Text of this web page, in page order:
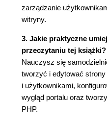
Obszar
Ustawienia witryny (61)
Kopia zapasowa
Zarządzanie blokami
Typy bloków (69)
Obszar
Dodawanie
Zarządzanie
zarządzanie
witryny.
3. Jakie praktyczne
przeczytaniu tej książki?
Nauczysz się
tworzyć i edytować
i użytkownikami,
wygląd portalu oraz
PHP.